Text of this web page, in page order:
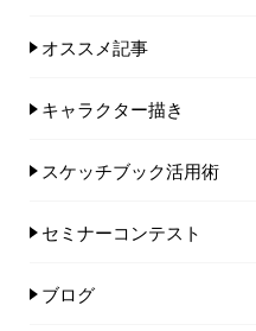
オススメ記事
キャラクター描き
スケッチブック活用術
セミナーコンテスト
ブログ